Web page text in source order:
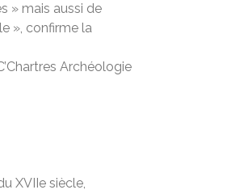
» mais aussi de
», confirme la
Archéologie
XVIIe siècle,